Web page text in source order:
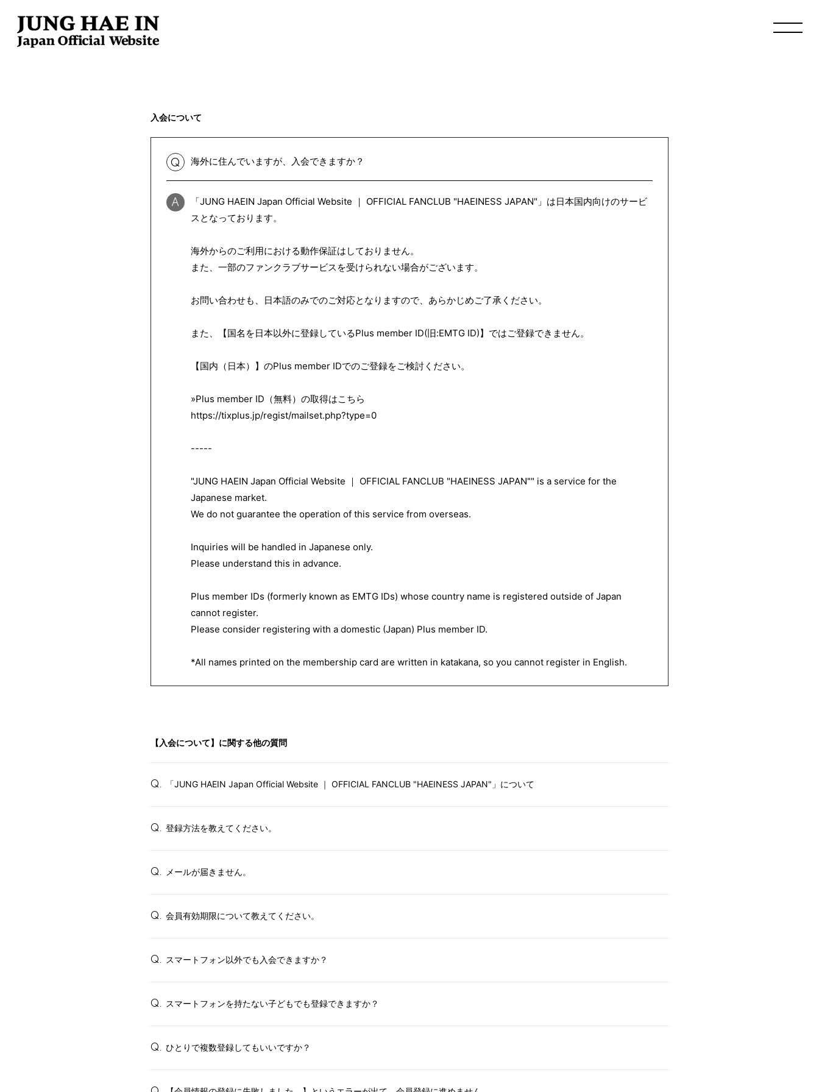
INFORMATION
BIOGRAPHY
入会について
Q 海外に住んでいますが、入会できますか？
A
「JUNG HAEIN Japan Official Website ｜ OFFICIAL FANCLUB "HAEINESS JAPAN"」は日本国内向けのサービ
スとなっております。
海外からのご利用における動作保証はしておりません。
また、一部のファンクラブサービスを受けられない場合がございます。
お問い合わせも、日本語のみでのご対応となりますので、あらかじめご了承ください。
また、【国名を日本以外に登録しているPlus member ID(旧:EMTG ID)】ではご登録できません。
【国内（日本）】のPlus member IDでのご登録をご検討ください。
»Plus member ID（無料）の取得はこちら
https://tixplus.jp/regist/mailset.php?type=0
-----
"JUNG HAEIN Japan Official Website ｜ OFFICIAL FANCLUB "HAEINESS JAPAN"" is a service for the
Japanese market.
We do not guarantee the operation of this service from overseas.
Inquiries will be handled in Japanese only.
Please understand this in advance.
Plus member IDs (formerly known as EMTG IDs) whose country name is registered outside of Japan
cannot register.
Please consider registering with a domestic (Japan) Plus member ID.
*All names printed on the membership card are written in katakana, so you cannot register in English.
【入会について】に関する他の質問
Q. 「JUNG HAEIN Japan Official Website ｜ OFFICIAL FANCLUB "HAEINESS JAPAN"」について
Q. 登録方法を教えてください。
Q. メールが届きません。
Q. 会員有効期限について教えてください。
Q. スマートフォン以外でも入会できますか？
Q. スマートフォンを持たない子どもでも登録できますか？
Q. ひとりで複数登録してもいいですか？